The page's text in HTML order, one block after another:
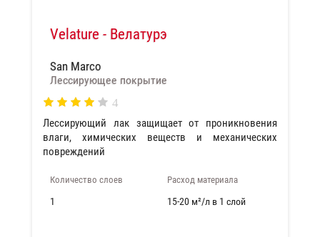
Velature - Велатурэ
San Marco
Лессирующее покрытие
4
Лессирующий лак защищает от проникновения
влаги, химических веществ и механических
повреждений
Количество слоев
1
Расход материала
15-20 м²/л в 1 слой